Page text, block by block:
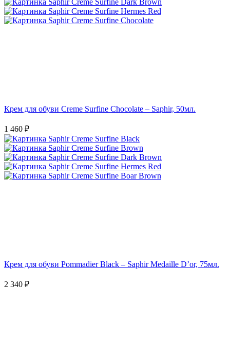
Крем для обуви Creme Surfine Chocolate – Saphir, 50мл.
1 460 ₽
Крем для обуви Pommadier Black – Saphir Medaille D’or, 75мл.
2 340 ₽